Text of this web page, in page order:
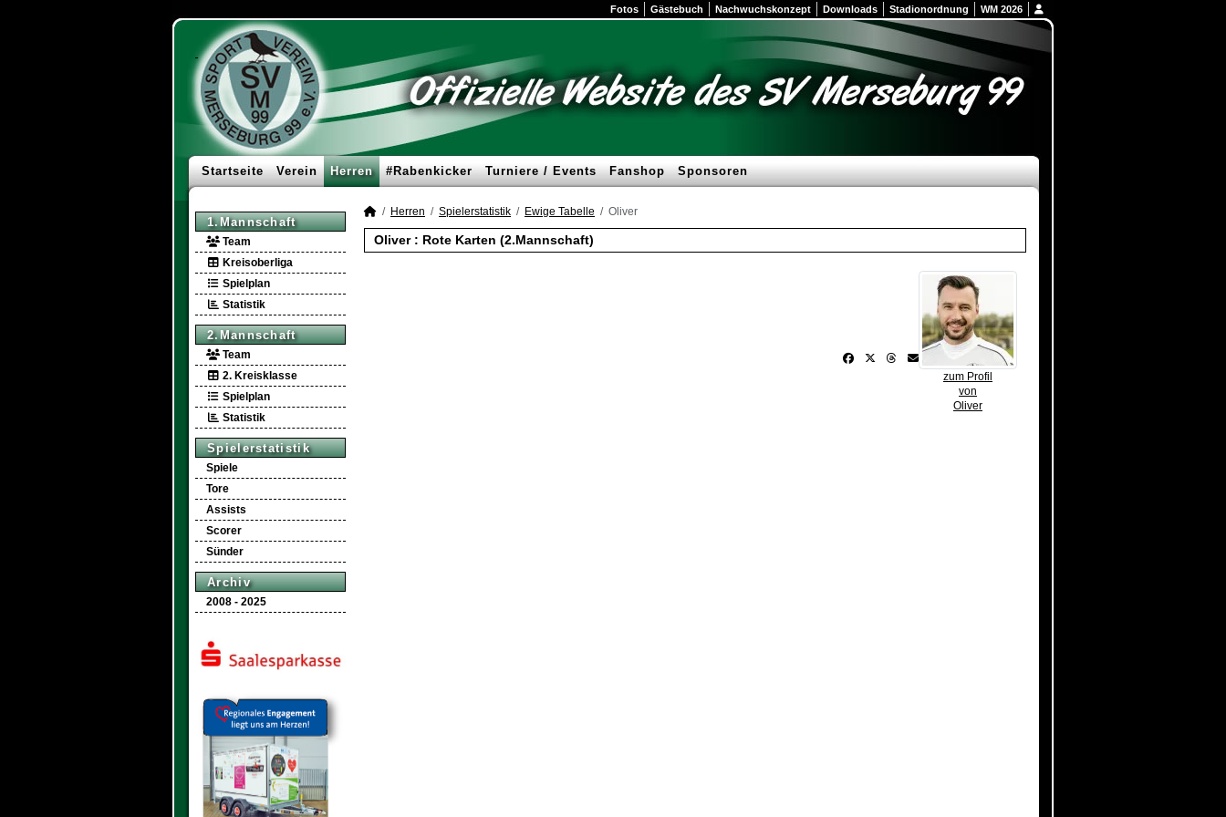
Fotos Gästebuch Nachwuchskonzept Downloads Stadionordnung WM 2026
Startseite Verein Herren #Rabenkicker Turniere / Events Fanshop Sponsoren
1.Mannschaft
Team
Kreisoberliga
Spielplan
Statistik
2.Mannschaft
Team
2. Kreisklasse
Spielplan
Statistik
Spielerstatistik
Spiele
Tore
Assists
Scorer
Sünder
Archiv
2008 - 2025
Herren Spielerstatistik Ewige Tabelle Oliver
Oliver : Rote Karten (2.Mannschaft)
zum Profil
von
Oliver